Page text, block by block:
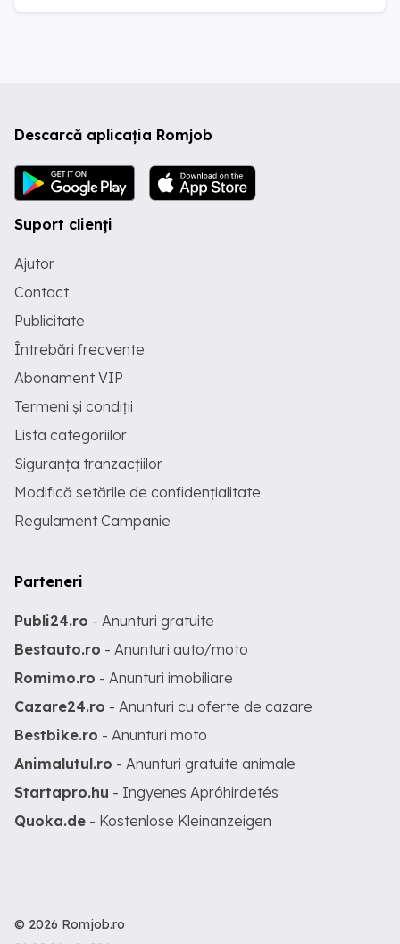
Descarcă aplicația Romjob
Suport clienți
Ajutor
Contact
Publicitate
Întrebări frecvente
Abonament VIP
Termeni și condiții
Lista categoriilor
Siguranța tranzacțiilor
Modifică setările de confidențialitate
Regulament Campanie
Parteneri
Publi24.ro - Anunturi gratuite
Bestauto.ro - Anunturi auto/moto
Romimo.ro - Anunturi imobiliare
Cazare24.ro - Anunturi cu oferte de cazare
Bestbike.ro - Anunturi moto
Animalutul.ro - Anunturi gratuite animale
Startapro.hu - Ingyenes Apróhirdetés
Quoka.de - Kostenlose Kleinanzeigen
© 2026 Romjob.ro